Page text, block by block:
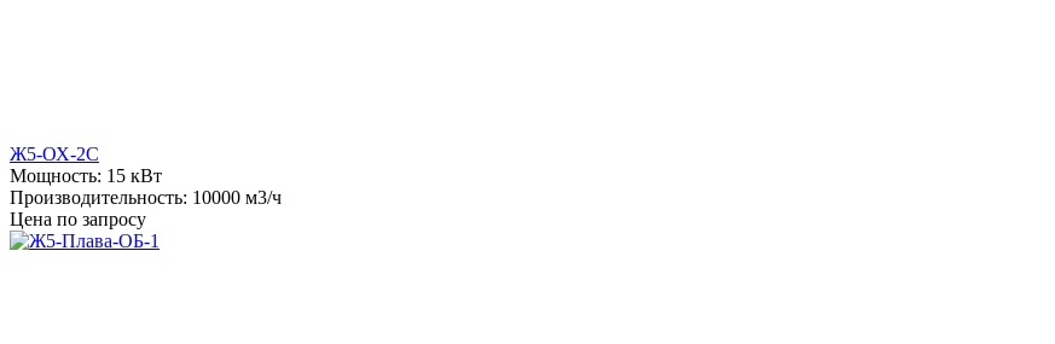
Ж5-ОХ-2С
Мощность: 15 кВт
Производительность: 10000 м3/ч
Цена по запросу